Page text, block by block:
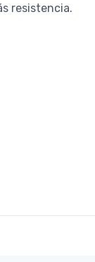
resistencia.